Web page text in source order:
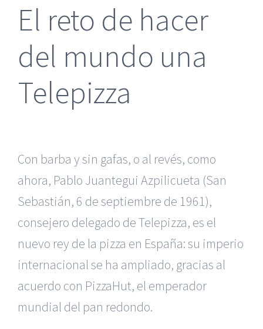
El reto de hacer
del mundo una
Telepizza
Con barba y sin gafas, o al revés, como
ahora, Pablo Juantegui Azpilicueta (San
Sebastián, 6 de septiembre de 1961),
consejero delegado de Telepizza, es el
nuevo rey de la pizza en España: su imperio
internacional se ha ampliado, gracias al
acuerdo con PizzaHut, el emperador
mundial del pan redondo.